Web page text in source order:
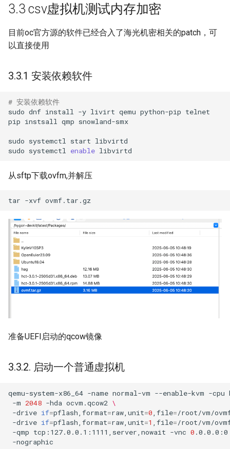
3.3 csv虚拟机测试内存加密
目前oc官方源的软件已经合入了海光机密相关的patch，可
以直接使用
3.3.1 安装依赖软件
# 安装依赖软件
sudo dnf install -y livirt qemu python-pip telnet
pip instsall qmp snowland-smx
sudo systemctl start libvirtd
sudo systemctl enable
从sftp下载ovfm,并解压
tar -xvf
准备UEFI启动的qcow镜像
3.3.2. 启动一个普通虚拟机
qemu-system-x86_64 -name normal-vm --enable-kvm -cpu
-m 2048 -hda ocvm.qcow2 \
-drive if=pflash,format=raw,unit=0,file=/root/vm/
-drive if=pflash,format=raw,unit=1 ,file=/root/vm/
-qmp tcp:127.0.0.1:1111,server,nowait -vnc 0 .0.0.0:0